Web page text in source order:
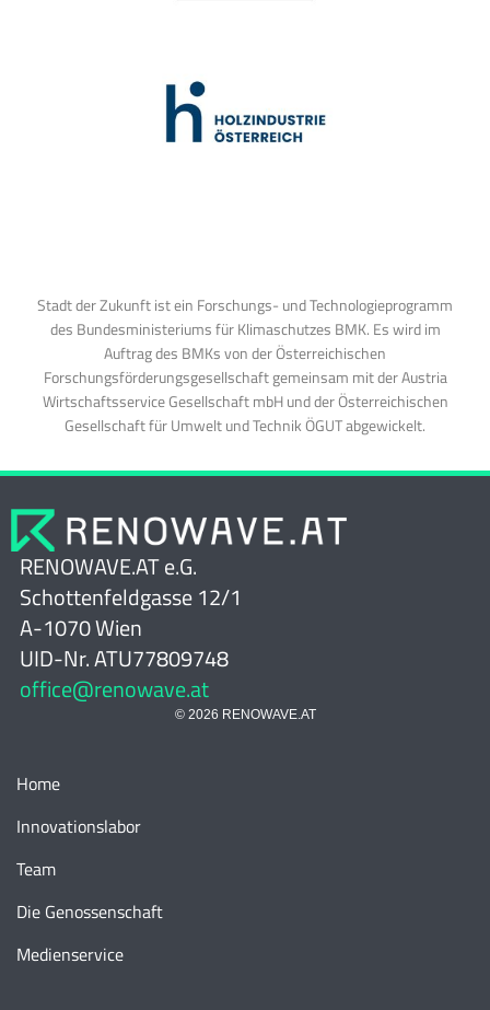
Stadt der Zukunft ist ein Forschungs- und Technologieprogramm
des Bundesministeriums für Klimaschutzes BMK. Es wird im
Auftrag des BMKs von der Österreichischen
Forschungsförderungsgesellschaft gemeinsam mit der Austria
Wirtschaftsservice Gesellschaft mbH und der Österreichischen
Gesellschaft für Umwelt und Technik ÖGUT abgewickelt.
RENOWAVE.AT e.G.
Schottenfeldgasse 12/1
A-1070 Wien
UID-Nr. ATU77809748
office@renowave.at
© 2026 RENOWAVE.AT
Home
Innovationslabor
Team
Die Genossenschaft
Medienservice